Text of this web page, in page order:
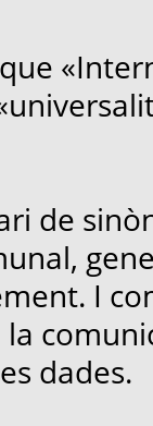
de
I
dades.